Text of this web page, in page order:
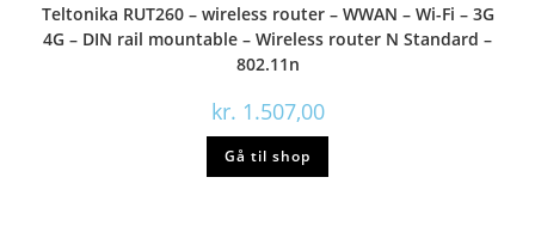
Teltonika RUT260 – wireless router – WWAN – Wi-Fi – 3G
4G – DIN rail mountable – Wireless router N Standard –
802.11n
kr. 1.507,00
Gå til shop